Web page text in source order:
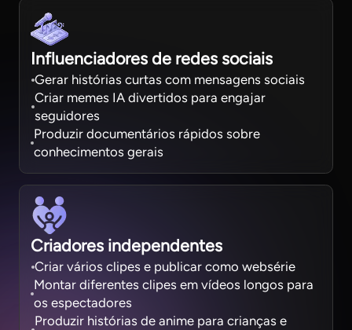
Influenciadores de redes sociais
Gerar histórias curtas com mensagens sociais
Criar memes IA divertidos para engajar
seguidores
Produzir documentários rápidos sobre
conhecimentos gerais
Criadores independentes
Criar vários clipes e publicar como websérie
Montar diferentes clipes em vídeos longos para
os espectadores
Produzir histórias de anime para crianças e